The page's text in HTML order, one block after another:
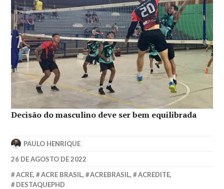
Decisão do masculino deve ser bem equilibrada
PAULO HENRIQUE
26 DE AGOSTO DE 2022
ACRE, ACRE BRASIL, ACREBRASIL, ACREDITE,
DESTAQUEPHD